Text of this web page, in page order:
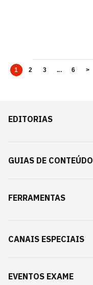
1 2 3 ... 6 >
EDITORIAS
GUIAS DE CONTEÚDO
FERRAMENTAS
CANAIS ESPECIAIS
EVENTOS EXAME